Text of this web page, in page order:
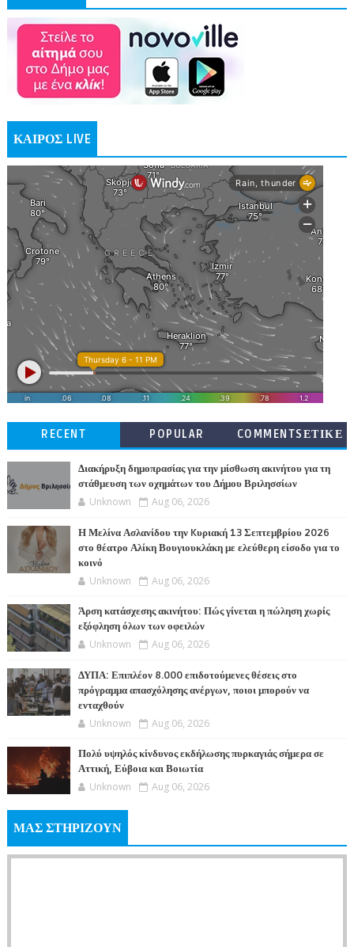
ΚΑΙΡΟΣ LIVE
RECENT POPULAR
COMMENTSΕΤΙΚΕ
Διακήρυξη δημοπρασίας για την μίσθωση ακινήτου για τη
στάθμευση των οχημάτων του Δήμου Βριλησσίων
Unknown Aug 06, 2026
Η Μελίνα Ασλανίδου την Kυριακή 13 Σεπτεμβρίου 2026
στο θέατρο Αλίκη Βουγιουκλάκη με ελεύθερη είσοδο για το
κοινό
Unknown Aug 06, 2026
Άρση κατάσχεσης ακινήτου: Πώς γίνεται η πώληση χωρίς
εξόφληση όλων των οφειλών
Unknown Aug 06, 2026
ΔΥΠΑ: Επιπλέον 8.000 επιδοτούμενες θέσεις στο
πρόγραμμα απασχόλησης ανέργων, ποιοι μπορούν να
ενταχθούν
Unknown Aug 06, 2026
Πολύ υψηλός κίνδυνος εκδήλωσης πυρκαγιάς σήμερα σε
Αττική, Εύβοια και Βοιωτία
Unknown Aug 06, 2026
ΜΑΣ ΣΤΗΡΙΖΟΥΝ